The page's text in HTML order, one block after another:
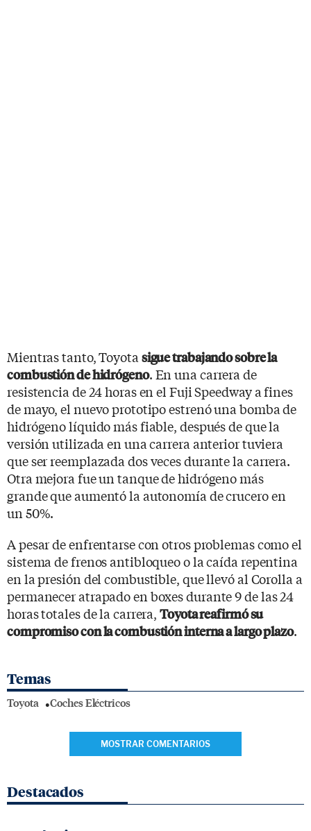
Mientras tanto, Toyota sigue trabajando sobre la
combustión de hidrógeno. En una carrera de
resistencia de 24 horas en el Fuji Speedway a fines
de mayo, el nuevo prototipo estrenó una bomba de
hidrógeno líquido más fiable, después de que la
versión utilizada en una carrera anterior tuviera
que ser reemplazada dos veces durante la carrera.
Otra mejora fue un tanque de hidrógeno más
grande que aumentó la autonomía de crucero en
un 50%.
A pesar de enfrentarse con otros problemas como el
sistema de frenos antibloqueo o la caída repentina
en la presión del combustible, que llevó al Corolla a
permanecer atrapado en boxes durante 9 de las 24
horas totales de la carrera,Toyota reafirmó su
compromiso con la combustión interna a largo plazo.
Temas
Toyota Coches Eléctricos
MOSTRAR COMENTARIOS
Destacados